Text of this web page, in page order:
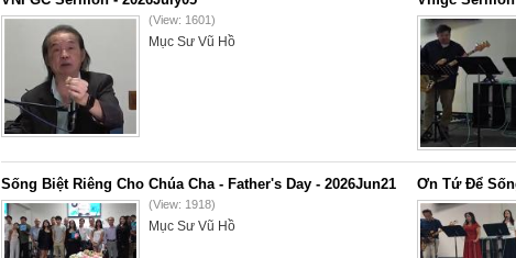
(View: 1601)
Mục Sư Vũ Hồ
Sống Biệt Riêng Cho Chúa Cha - Father's Day - 2026Jun21
(View: 1918)
Mục Sư Vũ Hồ
Ơn Tứ Để